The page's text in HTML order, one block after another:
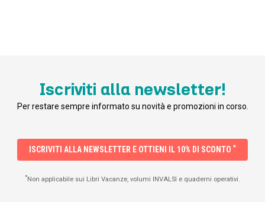
Iscriviti alla newsletter!
Per restare sempre informato su novità e promozioni in corso.
ISCRIVITI ALLA NEWSLETTER E OTTIENI IL 10% DI SCONTO *
*Non applicabile sui Libri Vacanze, volumi INVALSI e quaderni operativi.